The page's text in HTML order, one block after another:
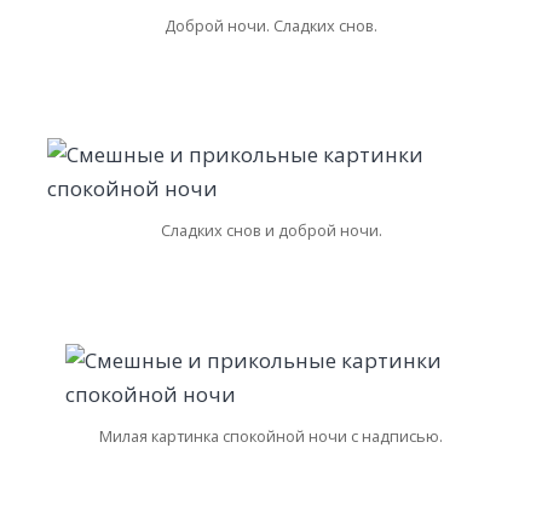
Доброй ночи. Сладких снов.
Сладких снов и доброй ночи.
Милая картинка спокойной ночи с надписью.